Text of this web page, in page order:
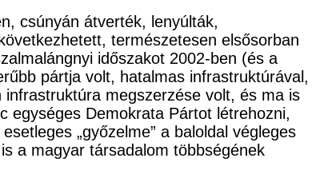
csúnyán átverték, lenyúlták,
természetesen elsősorban
időszakot 2002-ben (és a
pártja volt, hatalmas infrastruktúrával,
infrastruktúra megszerzése volt, és ma is
egységes Demokrata Pártot létrehozni,
„győzelme” a baloldal végleges
a magyar társadalom többségének